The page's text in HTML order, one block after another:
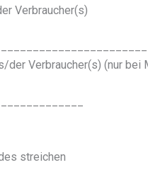
Verbraucher(s)
der Verbraucher(s) (nur bei
streichen